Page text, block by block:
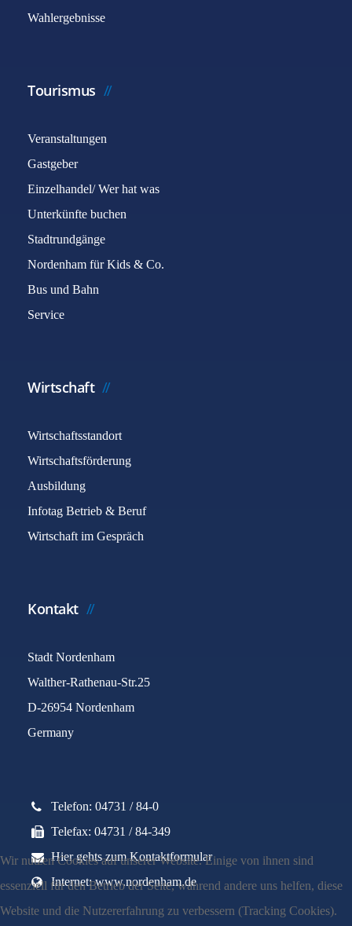
Wahlergebnisse
Tourismus
Veranstaltungen
Gastgeber
Einzelhandel/ Wer hat was
Unterkünfte buchen
Stadtrundgänge
Nordenham für Kids & Co.
Bus und Bahn
Service
Wirtschaft
Wirtschaftsstandort
Wirtschaftsförderung
Ausbildung
Infotag Betrieb & Beruf
Wirtschaft im Gespräch
Kontakt
Stadt Nordenham
Walther-Rathenau-Str.25
D-26954 Nordenham
Germany
Telefon: 04731 / 84-0
Telefax: 04731 / 84-349
Hier gehts zum Kontaktformular
Internet: www.nordenham.de
Wir nutzen Cookies auf unserer Website. Einige von ihnen sind
essenziell für den Betrieb der Seite, während andere uns helfen, diese
Website und die Nutzererfahrung zu verbessern (Tracking Cookies).